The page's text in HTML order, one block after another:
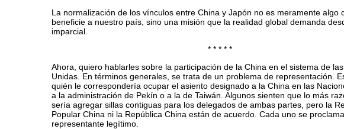
La normalización de los vínculos entre China y Japón no es meramente algo
beneficie a nuestro país, sino una misión que la realidad global demanda
imparcial.
* * * * *
Ahora, quiero hablarles sobre la participación de la China en el sistema de
Unidas. En términos generales, se trata de un problema de representación.
quién le correspondería ocupar el asiento designado a la China en las
a la administración de Pekín o a la de Taiwán. Algunos sienten que lo más
sería agregar sillas contiguas para los delegados de ambas partes, pero la
Popular China ni la República China están de acuerdo. Cada uno se
representante legítimo.